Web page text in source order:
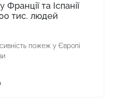
та Іспанії
тис. людей
пожеж у Європі